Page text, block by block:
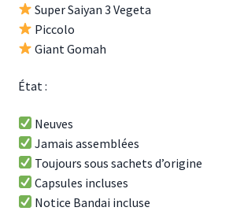
Super Saiyan 3 Vegeta
Piccolo
Giant Gomah
État :
Neuves
Jamais assemblées
Toujours sous sachets d’origine
Capsules incluses
Notice Bandai incluse